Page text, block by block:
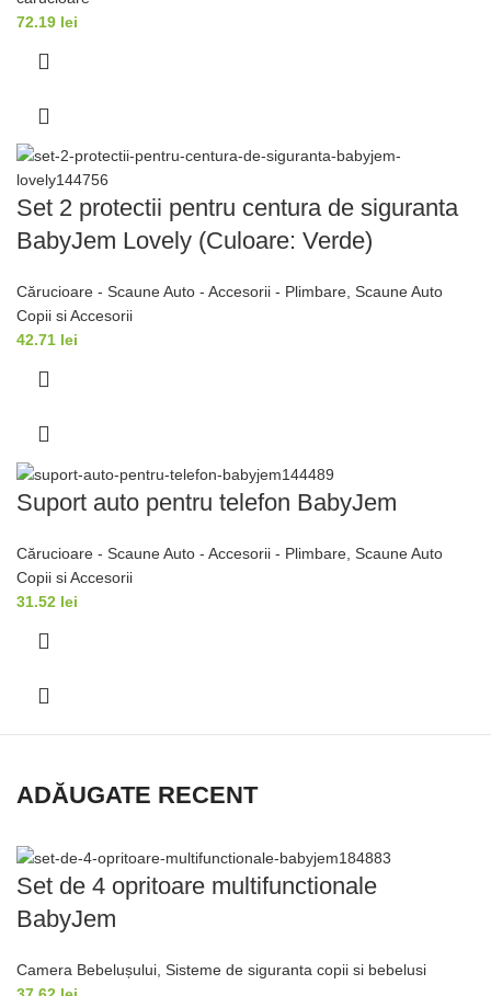
72.19 lei
Set 2 protectii pentru centura de siguranta
BabyJem Lovely (Culoare: Verde)
Cărucioare - Scaune Auto - Accesorii - Plimbare Scaune Auto
Copii si Accesorii
42.71 lei
Suport auto pentru telefon BabyJem
Cărucioare - Scaune Auto - Accesorii - Plimbare Scaune Auto
Copii si Accesorii
31.52 lei
ADĂUGATE RECENT
Set de 4 opritoare multifunctionale
BabyJem
Camera Bebelușului, Sisteme de siguranta copii si bebelusi